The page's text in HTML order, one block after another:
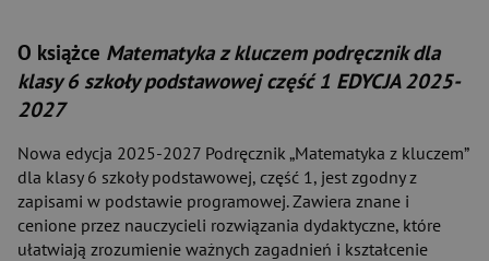
O książce Matematyka z kluczem podręcznik dla
klasy 6 szkoły podstawowej część 1 EDYCJA 2025-
2027
Nowa edycja 2025-2027 Podręcznik „Matematyka z kluczem”
dla klasy 6 szkoły podstawowej, część 1, jest zgodny z
zapisami w podstawie programowej. Zawiera znane i
cenione przez nauczycieli rozwiązania dydaktyczne, które
ułatwiają zrozumienie ważnych zagadnień i kształcenie